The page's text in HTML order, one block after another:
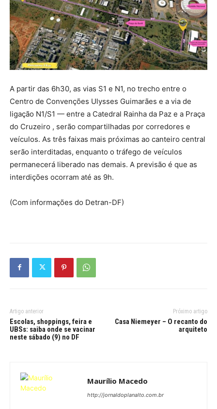
A partir das 6h30, as vias S1 e N1, no trecho entre o
Centro de Convenções Ulysses Guimarães e a via de
ligação N1/S1 — entre a Catedral Rainha da Paz e a Praça
do Cruzeiro , serão compartilhadas por corredores e
veículos. As três faixas mais próximas ao canteiro central
serão interditadas, enquanto o tráfego de veículos
permanecerá liberado nas demais. A previsão é que as
interdições ocorram até as 9h.
(Com informações do Detran-DF)
Artigo anterior
Escolas, shoppings, feira e
UBSs: saiba onde se vacinar
neste sábado (9) no DF
Próximo artigo
Casa Niemeyer – O recanto do
arquiteto
Maurílio Macedo
http://jornaldoplanalto.com.br